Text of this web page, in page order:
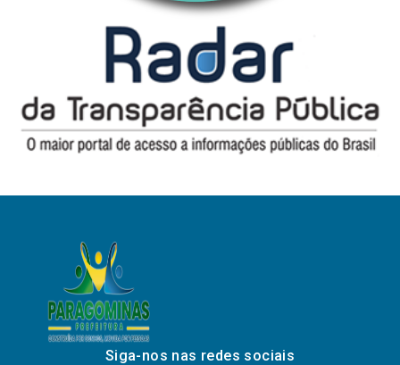
Siga-nos nas redes sociais